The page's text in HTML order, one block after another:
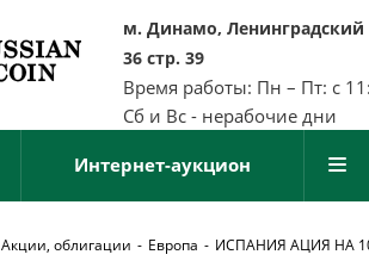
м. Динамо, Ленинградский
36 стр. 39
Время работы: Пн – Пт: с
Сб и Вс - нерабочие дни
Интернет-аукцион
Акции, облигации - Европа - ИСПАНИЯ АЦИЯ НА